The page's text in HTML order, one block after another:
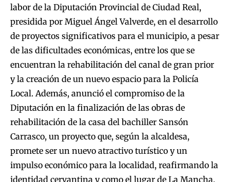
labor de la Diputación Provincial de Ciudad Real,
presidida por Miguel Ángel Valverde, en el desarrollo
de proyectos significativos para el municipio, a pesar
de las dificultades económicas, entre los que se
encuentran la rehabilitación del canal de gran prior
y la creación de un nuevo espacio para la Policía
Local. Además, anunció el compromiso de la
Diputación en la finalización de las obras de
rehabilitación de la casa del bachiller Sansón
Carrasco, un proyecto que, según la alcaldesa,
promete ser un nuevo atractivo turístico y un
impulso económico para la localidad, reafirmando la
identidad cervantina y como el lugar de La Mancha.